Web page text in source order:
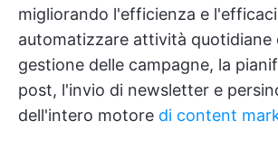
migliorando l'efficienza e
automatizzare attività quotidiane
gestione delle campagne, la
post, l'invio di newsletter e
dell'intero motore di content